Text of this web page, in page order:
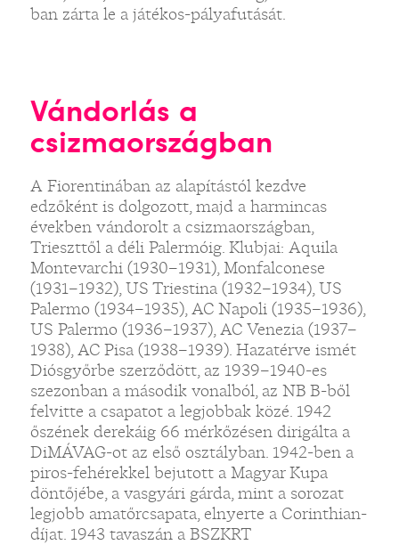
ban zárta le a játékos-pályafutását.
Vándorlás a
csizmaországban
A Fiorentinában az alapítástól kezdve
edzőként is dolgozott, majd a harmincas
években vándorolt a csizmaországban,
Trieszttől a déli Palermóig. Klubjai: Aquila
Montevarchi (1930–1931), Monfalconese
(1931–1932), US Triestina (1932–1934), US
Palermo (1934–1935), AC Napoli (1935–1936),
US Palermo (1936–1937), AC Venezia (1937–
1938), AC Pisa (1938–1939). Hazatérve ismét
Diósgyőrbe szerződött, az 1939–1940-es
szezonban a második vonalból, az NB B-ből
felvitte a csapatot a legjobbak közé. 1942
őszének derekáig 66 mérkőzésen dirigálta a
DiMÁVAG-ot az első osztályban. 1942-ben a
piros-fehérekkel bejutott a Magyar Kupa
döntőjébe, a vasgyári gárda, mint a sorozat
legjobb amatőrcsapata, elnyerte a Corinthian-
díjat. 1943 tavaszán a BSZKRT